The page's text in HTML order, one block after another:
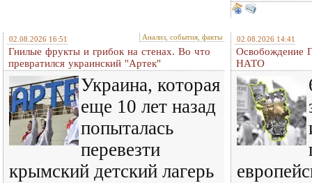
02.08.2026 16:51 Анализ, события, факты
Гнилые фрукты и грибок на стенах. Во что
превратился украинский "Артек"
Украина, которая
еще 10 лет назад
попыталась
перевезти
крымский детский лагерь
02.08.2026 14:41
Освобождение
НАТО